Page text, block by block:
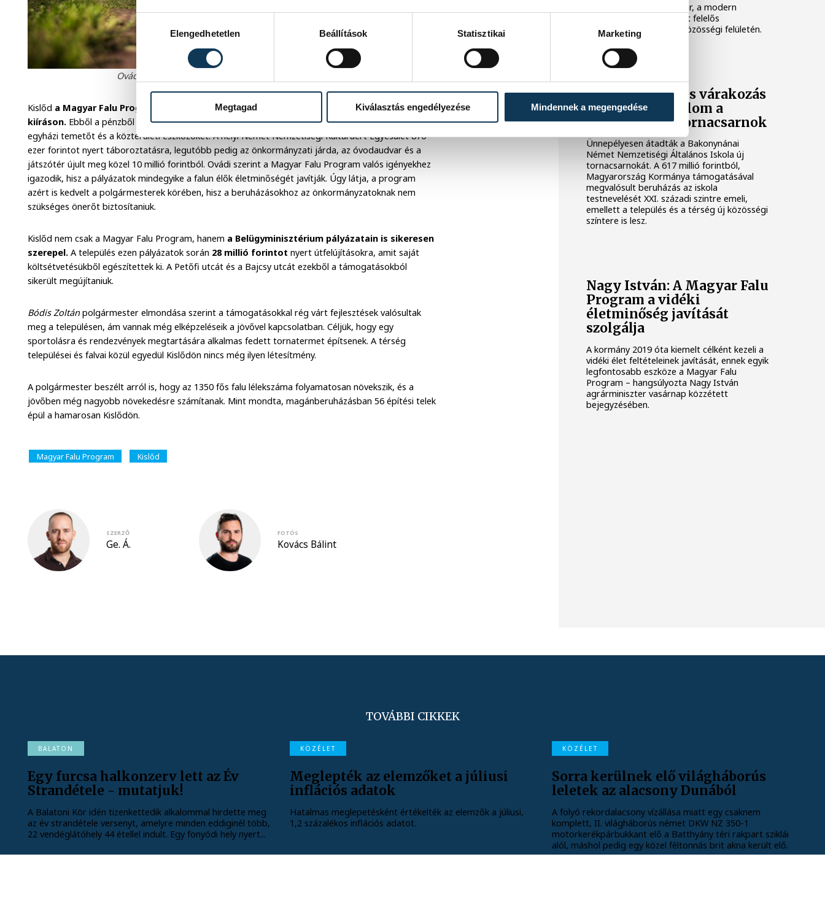
Hozzájárulás kiválasztása
Elengedhetetlen
Beállítások Statisztikai Marketing
Megtagad Kiválasztás engedélyezése Mindennek a megengedése
Ovádi Péter és Bódis Zoltán polgármester a megújult kislődi óvoda udvarán.
Kislőd a Magyar Falu Program 2019-es indulása óta 52 millió forint támogatást nyert a
kiíráson. Ebből a pénzből megújították az orvosi rendelőt, az önkormányzati közösségi teret, az
egyházi temetőt és a közterületi eszközöket. A helyi Német Nemzetiségi Kultúráért Egyesület 870
ezer forintot nyert táboroztatásra, legutóbb pedig az önkormányzati járda, az óvodaudvar és a
játszótér újult meg közel 10 millió forintból. Ovádi szerint a Magyar Falu Program valós igényekhez
igazodik, hisz a pályázatok mindegyike a falun élők életminőségét javítják. Úgy látja, a program
azért is kedvelt a polgármesterek körében, hisz a beruházásokhoz az önkormányzatoknak nem
szükséges önerőt biztosítaniuk.
Kislőd nem csak a Magyar Falu Program, hanem a Belügyminisztérium pályázatain is sikeresen
szerepel. A település ezen pályázatok során 28 millió forintot nyert útfelújításokra, amit saját
költsétvetésükből egészítettek ki. A Petőfi utcát és a Bajcsy utcát ezekből a támogatásokból
sikerült megújítaniuk.
Bódis Zoltánpolgármester elmondása szerint a támogatásokkal rég várt fejlesztések valósultak
meg a településen, ám vannak még elképzeléseik a jövővel kapcsolatban. Céljük, hogy egy
sportolásra és rendezvények megtartására alkalmas fedett tornatermet építsenek. A térség
települései és falvai közül egyedül Kislődön nincs még ilyen létesítmény.
A polgármester beszélt arról is, hogy az 1350 fős falu lélekszáma folyamatosan növekszik, és a
jövőben még nagyobb növekedésre számítanak. Mint mondta, magánberuházásban 56 építési telek
épül a hamarosan Kislődön.
Magyar Falu Program Kislőd
SZERZŐ
Ge. Á.
FOTÓS
Kovács Bálint
Az adatot Gyopáros Alpár, a modern
települések fejlesztéséért felelős
kormánybiztos közölte közösségi felületén.
KÖZÉLET
Három évtizedes várakozás
után célba ért álom a
bakonynánai tornacsarnok
Ünnepélyesen átadták a Bakonynánai
Német Nemzetiségi Általános Iskola új
tornacsarnokát. A 617 millió forintból,
Magyarország Kormánya támogatásával
megvalósult beruházás az iskola
testnevelését XXI. századi szintre emeli,
emellett a település és a térség új közösségi
színtere is lesz.
Nagy István: A Magyar Falu
Program a vidéki
életminőség javítását
szolgálja
A kormány 2019 óta kiemelt célként kezeli a
vidéki élet feltételeinek javítását, ennek egyik
legfontosabb eszköze a Magyar Falu
Program – hangsúlyozta Nagy István
agrárminiszter vasárnap közzétett
bejegyzésében.
TOVÁBBI CIKKEK
BALATON
Egy furcsa halkonzerv lett az Év
Strandétele - mutatjuk!
A Balatoni Kör idén tizenkettedik alkalommal hirdette meg
az év strandétele versenyt, amelyre minden eddiginél több,
22 vendéglátóhely 44 étellel indult. Egy fonyódi hely nyert...
KÖZÉLET
Meglepték az elemzőket a júliusi
inflációs adatok
Hatalmas meglepetésként értékelték az elemzők a júliusi,
1,2 százalékos inflációs adatot.
KÖZÉLET
Sorra kerülnek elő világháborús
leletek az alacsony Dunából
A folyó rekordalacsony vízállása miatt egy csaknem
komplett, II. világháborús német DKW NZ 350-1
motorkerékpárbukkant elő a Batthyány téri rakpart sziklái
alól, máshol pedig egy közel féltonnás brit akna került elő.